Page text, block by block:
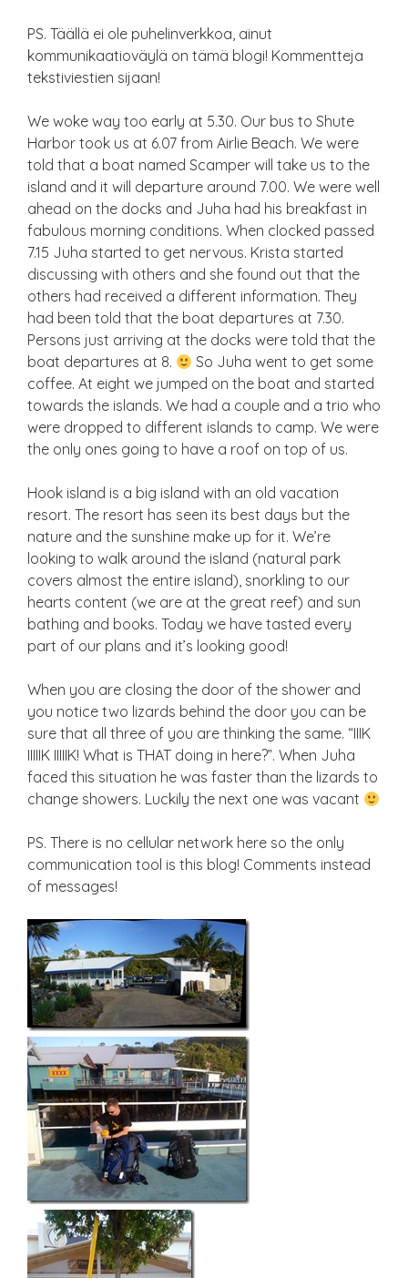
PS. Täällä ei ole puhelinverkkoa, ainut
kommunikaatioväylä on tämä blogi! Kommentteja
tekstiviestien sijaan!
We woke way too early at 5.30. Our bus to Shute
Harbor took us at 6.07 from Airlie Beach. We were
told that a boat named Scamper will take us to the
island and it will departure around 7.00. We were well
ahead on the docks and Juha had his breakfast in
fabulous morning conditions. When clocked passed
7.15 Juha started to get nervous. Krista started
discussing with others and she found out that the
others had received a different information. They
had been told that the boat departures at 7.30.
Persons just arriving at the docks were told that the
boat departures at 8.
So Juha went to get some
coffee. At eight we jumped on the boat and started
towards the islands. We had a couple and a trio who
were dropped to different islands to camp. We were
the only ones going to have a roof on top of us.
Hook island is a big island with an old vacation
resort. The resort has seen its best days but the
nature and the sunshine make up for it. We’re
looking to walk around the island (natural park
covers almost the entire island), snorkling to our
hearts content (we are at the great reef) and sun
bathing and books. Today we have tasted every
part of our plans and it’s looking good!
When you are closing the door of the shower and
you notice two lizards behind the door you can be
sure that all three of you are thinking the same. “IIIK
IIIIIK IIIIIK! What is THAT doing in here?”. When Juha
faced this situation he was faster than the lizards to
change showers. Luckily the next one was vacant
PS. There is no cellular network here so the only
communication tool is this blog! Comments instead
of messages!